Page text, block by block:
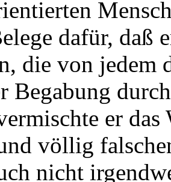
dafür, daß
die von
Begabung
er
völlig
nicht